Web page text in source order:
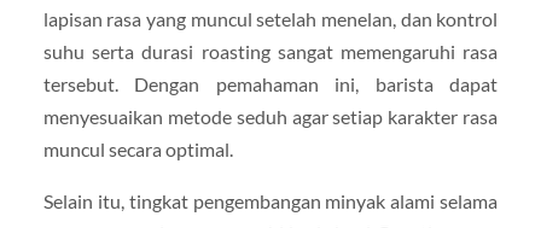
lapisan rasa yang muncul setelah menelan, dan kontrol
suhu serta durasi roasting sangat memengaruhi rasa
tersebut. Dengan pemahaman ini, barista dapat
menyesuaikan metode seduh agar setiap karakter rasa
muncul secara optimal.
Selain itu, tingkat pengembangan minyak alami selama